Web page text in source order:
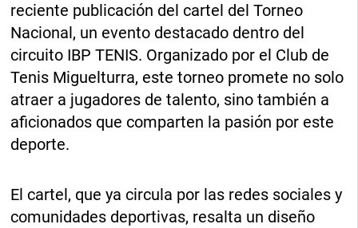
reciente publicación del cartel del Torneo
Nacional, un evento destacado dentro del
circuito IBP TENIS. Organizado por el Club de
Tenis Miguelturra, este torneo promete no solo
atraer a jugadores de talento, sino también a
aficionados que comparten la pasión por este
deporte.
El cartel, que ya circula por las redes sociales y
comunidades deportivas, resalta un diseño